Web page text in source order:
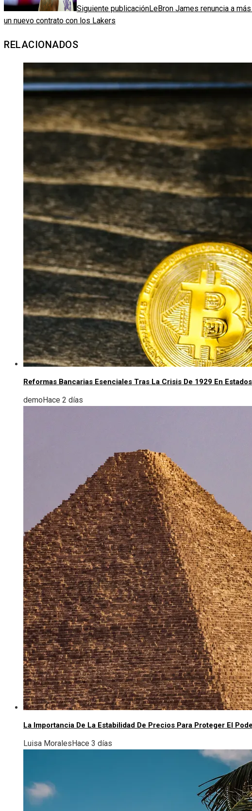
Siguiente publicaciónLeBron James renuncia a
un nuevo contrato con los Lakers
RELACIONADOS
Reformas Bancarias Esenciales Tras La Crisis De 1929 En
demoHace 2 días
La Importancia De La Estabilidad De Precios Para Proteger El
Luisa MoralesHace 3 días